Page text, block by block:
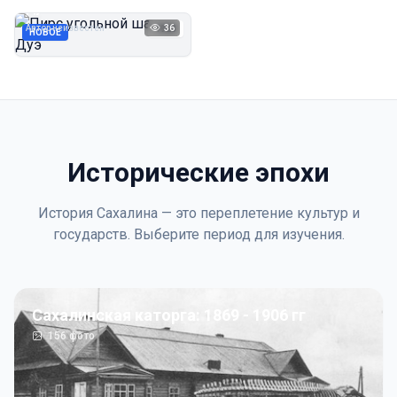
НОВОЕ 1923
Автор неизвестен 36
Исторические эпохи
История Сахалина — это переплетение культур и
государств. Выберите период для изучения.
Сахалинская каторга: 1869 - 1906 гг
156фото